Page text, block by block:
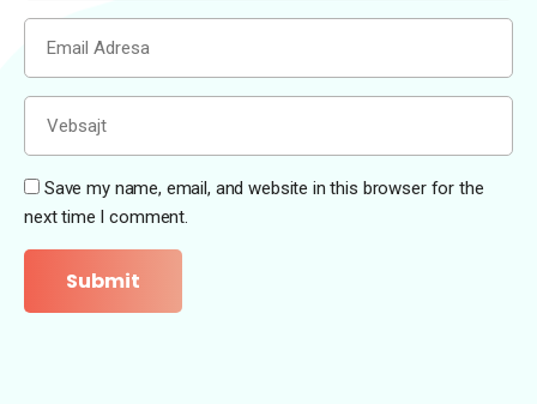
Save my name, email, and website in this browser for the
next time I comment.